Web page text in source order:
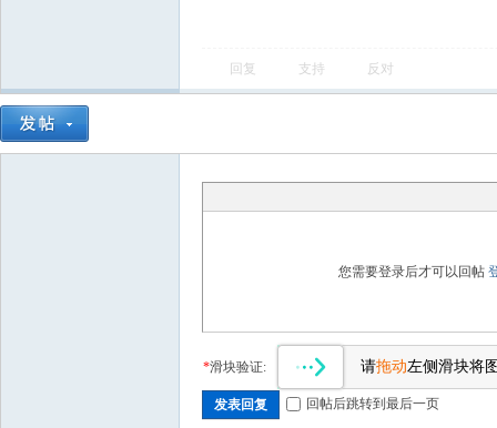
回复 支持 反对
您需要登录后才可以回帖
*滑块验证: 请拖动左侧滑块将
发表回复 回帖后跳转到最后一页